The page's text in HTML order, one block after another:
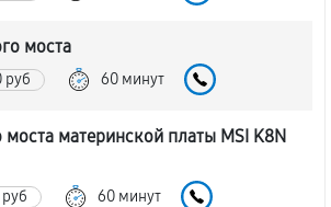
моста
руб 60 минут
материнской платы MSI K8N
60 минут